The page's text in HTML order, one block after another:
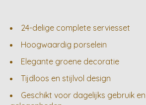
24-delige complete serviesset
Hoogwaardig porselein
Elegante groene decoratie
Tijdloos en stijlvol design
Geschikt voor dagelijks gebruik